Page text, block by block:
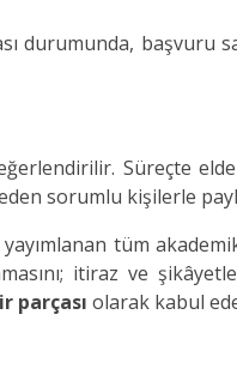
durumunda, başvuru
Süreçte
sorumlu kişilerle
tüm
itiraz ve
parçası olarak kabul